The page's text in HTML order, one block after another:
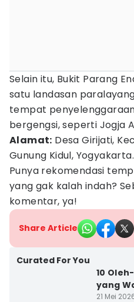
Selain itu, Bukit Parang
satu landasan
tempat
bergengsi, seperti Jogja
Alamat: Desa Girijati,
Gunung Kidul, Yogyakarta.
Punya rekomendasi
yang gak kalah indah?
komentar, ya!
Share Article
Curated For You
10
yang
21 Mei